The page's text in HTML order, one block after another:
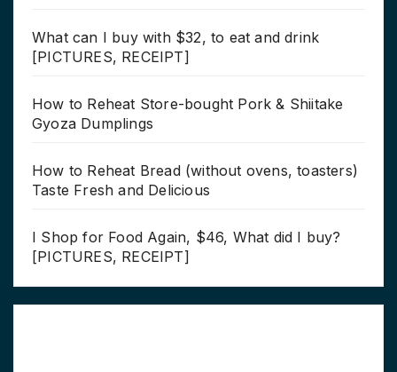
What can I buy with $32, to eat and drink
[PICTURES, RECEIPT]
How to Reheat Store-bought Pork & Shiitake
Gyoza Dumplings
How to Reheat Bread (without ovens, toasters)
Taste Fresh and Delicious
I Shop for Food Again, $46, What did I buy?
[PICTURES, RECEIPT]